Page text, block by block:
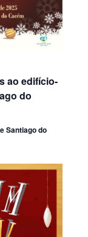
ao edifício-
do
Santiago do